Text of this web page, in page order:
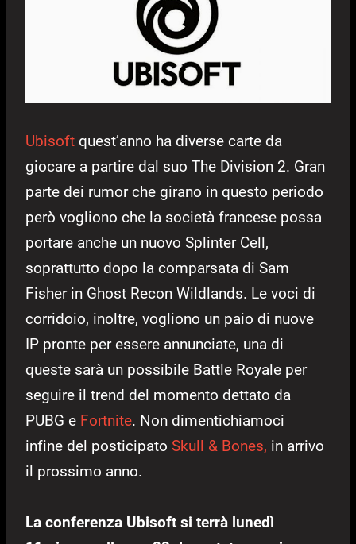
Ubisoft quest’anno ha diverse carte da
giocare a partire dal suo The Division 2. Gran
parte dei rumor che girano in questo periodo
però vogliono che la società francese possa
portare anche un nuovo Splinter Cell,
soprattutto dopo la comparsata di Sam
Fisher in Ghost Recon Wildlands. Le voci di
corridoio, inoltre, vogliono un paio di nuove
IP pronte per essere annunciate, una di
queste sarà un possibile Battle Royale per
seguire il trend del momento dettato da
PUBG e Fortnite. Non dimentichiamoci
infine del posticipato Skull & Bones, in arrivo
il prossimo anno.
La conferenza Ubisoft si terrà lunedì